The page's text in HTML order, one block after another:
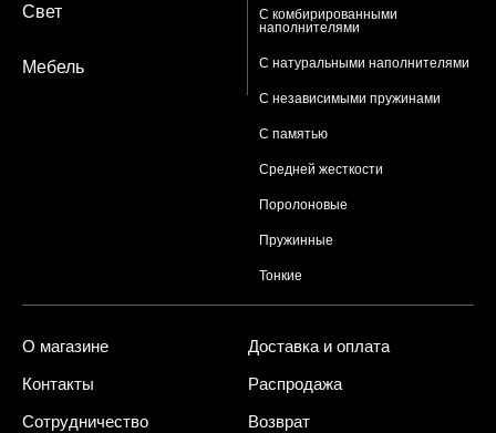
С комбирированными
наполнителями
С натуральными наполнителями
С независимыми пружинами
С памятью
Средней жесткости
Поролоновые
Пружинные
Тонкие
Свет
Мебель
О магазине
Доставка и оплата
Контакты
Распродажа
Сотрудничество
Возврат